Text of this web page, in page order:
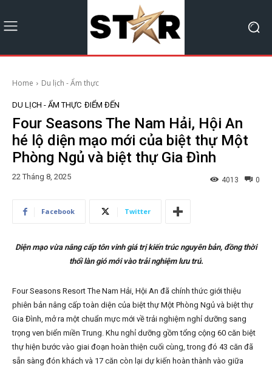
Home Du lịch - Ẩm thực
DU LỊCH - ẨM THỰC ĐIỂM ĐẾN
Four Seasons The Nam Hải, Hội An
hé lộ diện mạo mới của biệt thự Một
Phòng Ngủ và biệt thự Gia Đình
22 Tháng 8, 2025 0
4013
Facebook Twitter
Diện mạo vừa nâng cấp tôn vinh giá trị kiến trúc nguyên bản, đồng thời
thổi làn gió mới vào trải nghiệm lưu trú.
Four Seasons Resort The Nam Hải, Hội An đã chính thức giới thiệu
phiên bản nâng cấp toàn diện của biệt thự Một Phòng Ngủ và biệt thự
Gia Đình, mở ra một chuẩn mực mới về trải nghiệm nghỉ dưỡng sang
trọng ven biển miền Trung. Khu nghỉ dưỡng gồm tổng cộng 60 căn biệt
thự hiện bước vào giai đoạn hoàn thiện cuối cùng, trong đó 43 căn đã
sẵn sàng đón khách và 17 căn còn lại dự kiến hoàn thành vào giữa